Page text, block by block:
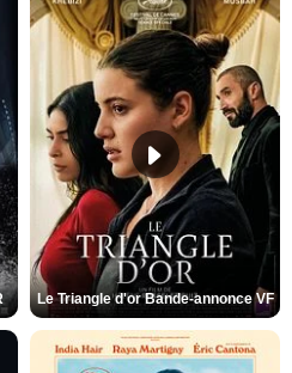
Le Triangle d'or Bande-annonce VF